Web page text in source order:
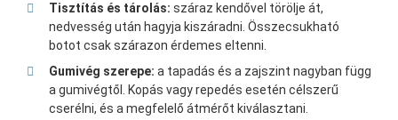
Tisztítás és tárolás: száraz kendővel törölje át,
nedvesség után hagyja kiszáradni. Összecsukható
botot csak szárazon érdemes eltenni.
Gumivég szerepe: a tapadás és a zajszint nagyban függ
a gumivégtől. Kopás vagy repedés esetén célszerű
cserélni, és a megfelelő átmérőt kiválasztani.